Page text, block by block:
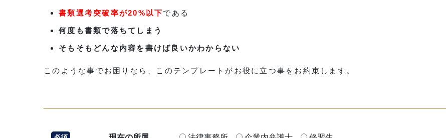
書類選考突破率が20%以下である
何度も書類で落ちてしまう
そもそもどんな内容を書けば良いかわからない
このような事でお困りなら、このテンプレートがお役に立つ事をお約束します。